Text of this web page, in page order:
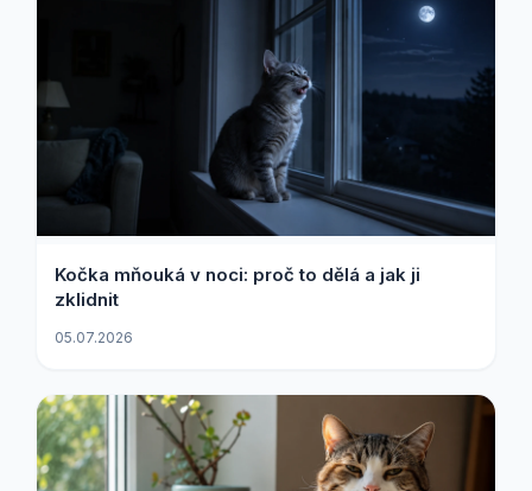
Kočka mňouká v noci: proč to dělá a jak ji
zklidnit
05.07.2026